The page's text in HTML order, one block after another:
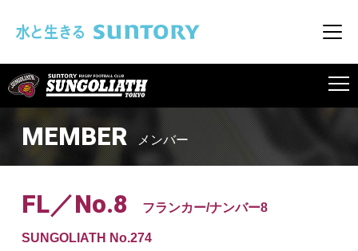
メ
MEMBER メンバー
FL／No.8 フランカー/ナンバー8
SUNGOLIATH No.274